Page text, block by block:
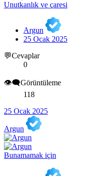
Unutkanlık ve çaresi
Argun
25 Ocak 2025
💬Cevaplar
0
👁️‍🗨️Görüntüleme
118
25 Ocak 2025
Argun
Bunamamak için